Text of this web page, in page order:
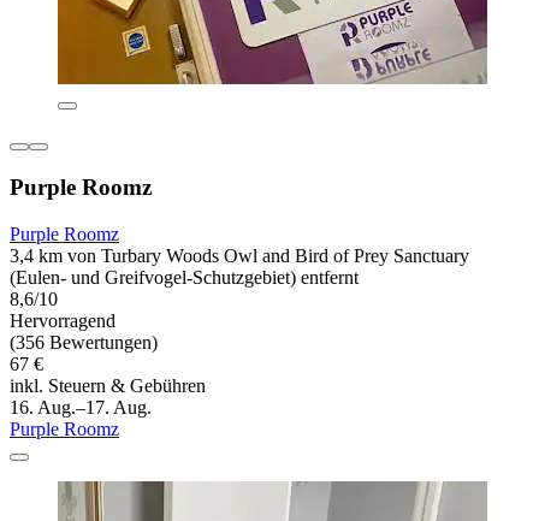
Purple Roomz
Purple Roomz
3,4 km von Turbary Woods Owl and Bird of Prey Sanctuary
(Eulen- und Greifvogel-Schutzgebiet) entfernt
8,6/10
Hervorragend
(356 Bewertungen)
67 €
inkl. Steuern & Gebühren
16. Aug.–17. Aug.
Purple Roomz